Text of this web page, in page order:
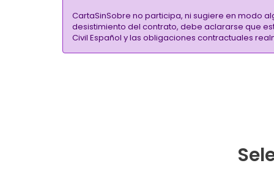
CartaSinSobre no participa, ni sugiere en modo
desistimiento del contrato, debe aclararse que
Civil Español y las obligaciones contractuales